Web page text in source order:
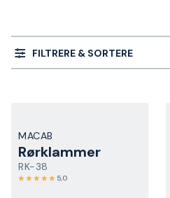
FILTRERE & SORTERE
MACAB
Rørklammer
RK-38
5,0